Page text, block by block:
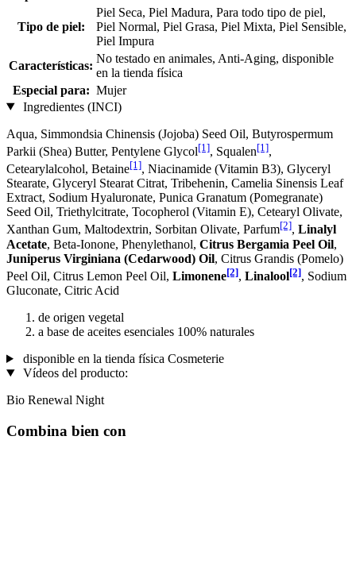
Tipo de piel:
Piel Seca, Piel Madura, Para todo tipo de piel,
Piel Normal, Piel Grasa, Piel Mixta, Piel Sensible,
Piel Impura
Características:
No testado en animales, Anti-Aging, disponible
en la tienda física
Especial para: Mujer
Ingredientes (INCI)
Aqua, Simmondsia Chinensis (Jojoba) Seed Oil, Butyrospermum
Parkii (Shea) Butter, Pentylene Glycol[1], Squalen[1],
Cetearylalcohol, Betaine[1], Niacinamide (Vitamin B3), Glyceryl
Stearate, Glyceryl Stearat Citrat, Tribehenin, Camelia Sinensis Leaf
Extract, Sodium Hyaluronate, Punica Granatum (Pomegranate)
Seed Oil, Triethylcitrate, Tocopherol (Vitamin E), Cetearyl Olivate,
Xanthan Gum, Maltodextrin, Sorbitan Olivate, Parfum[2], Linalyl
Acetate, Beta-Ionone, Phenylethanol, Citrus Bergamia Peel Oil,
Juniperus Virginiana (Cedarwood) Oil, Citrus Grandis (Pomelo)
Peel Oil, Citrus Lemon Peel Oil, Limonene[2], Linalool[2], Sodium
Gluconate, Citric Acid
de origen vegetal
a base de aceites esenciales 100% naturales
disponible en la tienda física Cosmeterie
Vídeos del producto:
Bio Renewal Night
Combina bien con